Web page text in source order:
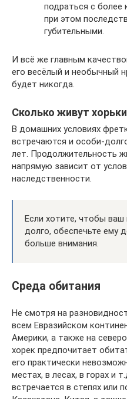
подраться с
при этом
губительными.
И всё же главным
его весёлый и необычный
будет никогда.
Сколько живут хорьки
В домашних условиях
встречаются и особи-
лет. Продолжительность
напрямую зависит от
наследственности.
Если хотите, чтобы
долго, обеспечьте ему
больше внимания.
Среда обитания
Не смотря на
всем Евразийском
Америки, а также на
хорек предпочитает
его практически
местах, в лесах, в горах и
встречается в степях или